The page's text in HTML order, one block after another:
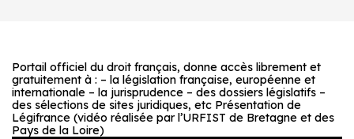
Portail officiel du droit français, donne accès librement et
gratuitement à : – la législation française, européenne et
internationale – la jurisprudence – des dossiers législatifs –
des sélections de sites juridiques, etc Présentation de
Légifrance (vidéo réalisée par l’URFIST de Bretagne et des
Pays de la Loire)